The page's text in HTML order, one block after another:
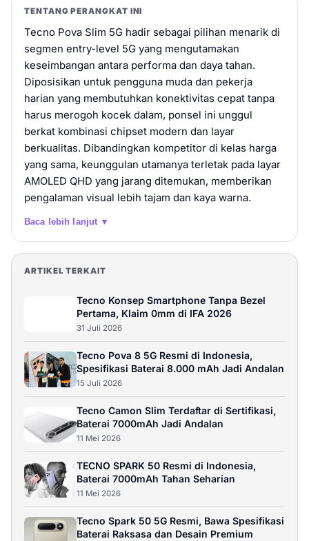
TENTANG PERANGKAT INI
Tecno Pova Slim 5G hadir sebagai pilihan menarik di
segmen entry-level 5G yang mengutamakan
keseimbangan antara performa dan daya tahan.
Diposisikan untuk pengguna muda dan pekerja
harian yang membutuhkan konektivitas cepat tanpa
harus merogoh kocek dalam, ponsel ini unggul
berkat kombinasi chipset modern dan layar
berkualitas. Dibandingkan kompetitor di kelas harga
yang sama, keunggulan utamanya terletak pada layar
AMOLED QHD yang jarang ditemukan, memberikan
pengalaman visual lebih tajam dan kaya warna.
Baca lebih lanjut ▼
ARTIKEL TERKAIT
Tecno Konsep Smartphone Tanpa Bezel
Pertama, Klaim 0mm di IFA 2026
31 Juli 2026
Tecno Pova 8 5G Resmi di Indonesia,
Spesifikasi Baterai 8.000 mAh Jadi Andalan
15 Juli 2026
Tecno Camon Slim Terdaftar di Sertifikasi,
Baterai 7000mAh Jadi Andalan
11 Mei 2026
TECNO SPARK 50 Resmi di Indonesia,
Baterai 7000mAh Tahan Seharian
11 Mei 2026
Tecno Spark 50 5G Resmi, Bawa Spesifikasi
Baterai Raksasa dan Desain Premium